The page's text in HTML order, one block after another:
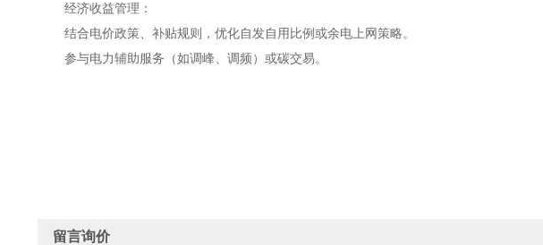
经济收益管理：
结合电价政策、补贴规则，优化自发自用比例或余电上网策略。
参与电力辅助服务（如调峰、调频）或碳交易。
留言询价